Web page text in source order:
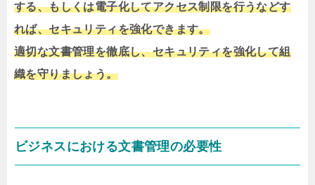
する、もしくは電子化してアクセス制限を行うなどす
れば、セキュリティを強化できます。
適切な文書管理を徹底し、セキュリティを強化して組
織を守りましょう。
ビジネスにおける文書管理の必要性